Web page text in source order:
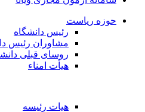
حوزه ریاست
رئیس دانشگاه
مشاوران رئیس
روسای قبلی
هیأت امناء
هیات رئیسه